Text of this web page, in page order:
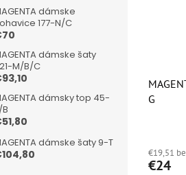
dámske
177-N/C
dámske šaty
M/B/C
dámsky top 45-
dámske šaty 9-T
G
je
€19,51
€24